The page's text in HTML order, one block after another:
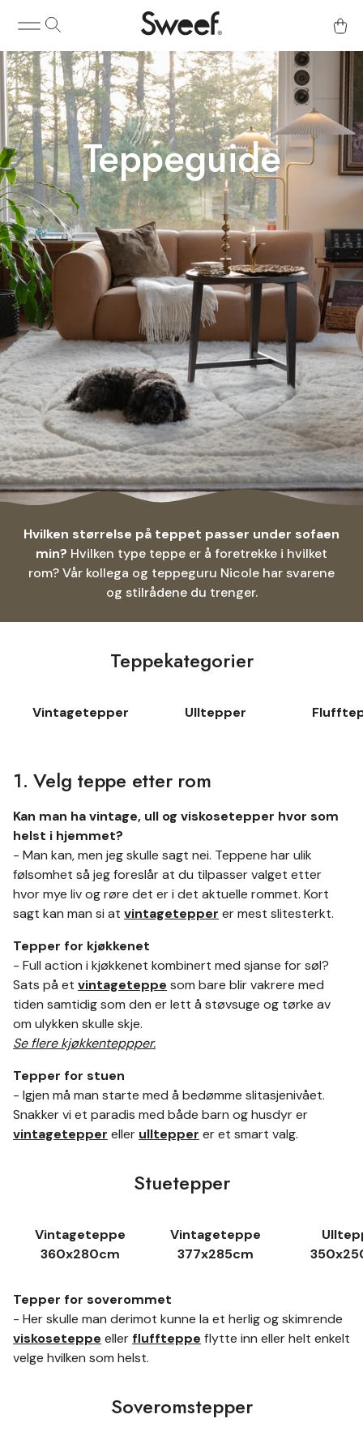
Teppeguide
Hvilken størrelse på teppet passer under sofaen
min? Hvilken type teppe er å foretrekke i hvilket
rom? Vår kollega og teppeguru Nicole har svarene
og stilrådene du trenger.
Teppekategorier
Vintagetepper Ulltepper
1. Velg teppe etter rom
Kan man ha vintage, ull og viskosetepper hvor som
helst i hjemmet?
- Man kan, men jeg skulle sagt nei. Teppene har ulik
følsomhet så jeg foreslår at du tilpasser valget etter
hvor mye liv og røre det er i det aktuelle rommet. Kort
sagt kan man si at vintagetepper er mest slitesterkt.
Tepper for kjøkkenet
- Full action i kjøkkenet kombinert med sjanse for søl?
Sats på et vintageteppe som bare blir vakrere med
tiden samtidig som den er lett å støvsuge og tørke av
om ulykken skulle skje.
Se flere kjøkkenteppper.
Tepper for stuen
- Igjen må man starte med å bedømme slitasjenivået.
Snakker vi et paradis med både barn og husdyr er
vintagetepper eller ulltepper er et smart valg.
Stuetepper
Vintageteppe
360x280cm
Vintageteppe
377x285cm
Tepper for soverommet
- Her skulle man derimot kunne la et herlig og skimrende
viskoseteppe ellerfluffteppe flytte inn eller helt enkelt
velge hvilken som helst.
Soveromstepper